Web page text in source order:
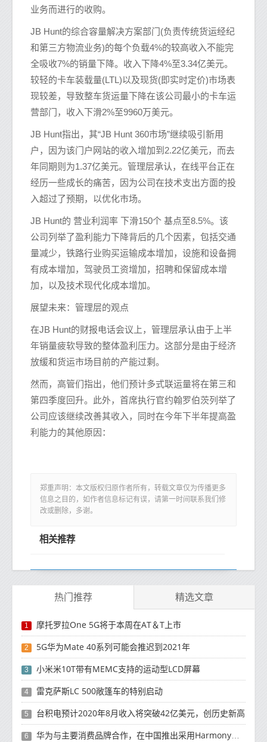
业务而进行的收购。
JB Hunt的综合容量解决方案部门(负责传统货运经纪
和第三方物流业务)的每个负载4%的较高收入不能完
全吸收7%的销量下降。收入下降4%至3.34亿美元。
较轻的卡车装载量(LTL)以及现货(即实时定价)市场表
现较差，导致整车货运量下降在该公司最小的卡车运
营部门，收入下滑2%至9960万美元。
JB Hunt指出，其“JB Hunt 360市场”继续吸引新用
户，因为该门户网站的收入增加到2.22亿美元，而去
年同期则为1.37亿美元。管理层承认，在线平台正在
经历一些成长的痛苦，因为公司在技术支出方面的投
入超过了预期，以优化市场。
JB Hunt的 营业利润率 下滑150个 基点至8.5%。该
公司列举了盈利能力下降背后的几个因素，包括交通
量减少，铁路行业购买运输成本增加，设施和设备拥
有成本增加，驾驶员工资增加，招聘和保留成本增
加，以及技术现代化成本增加。
展望未来：管理层的观点
在JB Hunt的财报电话会议上，管理层承认由于上半
年销量疲软导致的整体盈利压力。这部分是由于经济
放缓和货运市场目前的产能过剩。
然而，高管们指出，他们预计多式联运量将在第三和
第四季度回升。此外，首席执行官约翰罗伯茨列举了
公司应该继续改善其收入，同时在今年下半年提高盈
利能力的其他原因：
郑重声明：本文版权归原作者所有，转载文章仅为传播更多
信息之目的，如作者信息标记有误，请第一时间联系我们修
改或删除，多谢。
相关推荐
热门推荐 精选文章
1 摩托罗拉One 5G将于本周在AT＆T上市
2 5G华为Mate 40系列可能会推迟到2021年
3 小米米10T带有MEMC支持的运动型LCD屏幕
4 雷克萨斯LC 500敞篷车的特别启动
5 台积电预计2020年8月收入将突破42亿美元，创历史新高
6 华为与主要消费品牌合作，在中国推出采用HarmonyOS 2.0的智能家居产品